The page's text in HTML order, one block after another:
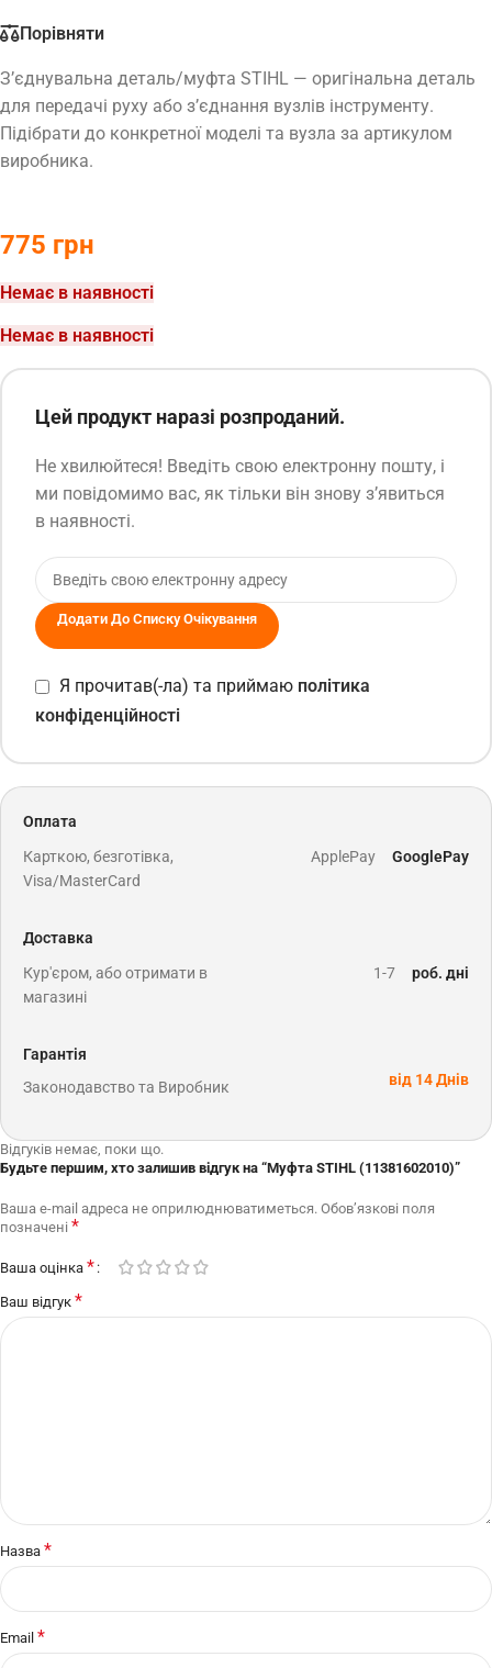
Порівняти
З’єднувальна деталь/муфта STIHL — оригінальна деталь
для передачі руху або з’єднання вузлів інструменту.
Підібрати до конкретної моделі та вузла за артикулом
виробника.
775 грн
Немає в наявності
Немає в наявності
Цей продукт наразі розпроданий.
Не хвилюйтеся! Введіть свою електронну пошту, і
ми повідомимо вас, як тільки він знову з’явиться
в наявності.
Додати До Списку Очікування
Я прочитав(-ла) та приймаю політика
конфіденційності
Оплата
Карткою, безготівка,
Visa/MasterCard
ApplePay GooglePay
Доставка
Кур'єром, або отримати в
магазині
1-7 роб. дні
Гарантія
Законодавство та Виробник
від 14 Днів
Відгуків немає, поки що.
Будьте першим, хто залишив відгук на “Муфта STIHL (11381602010)”
Ваша e-mail адреса не оприлюднюватиметься. Обов’язкові поля
позначені *
Ваша оцінка *
Ваш відгук *
Назва *
Email *